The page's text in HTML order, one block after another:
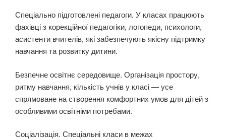
Спеціально підготовлені педагоги. У класах працюють
фахівці з корекційної педагогіки, логопеди, психологи,
асистенти вчителів, які забезпечують якісну підтримку
навчання та розвитку дитини.
Безпечне освітнє середовище. Організація простору,
ритму навчання, кількість учнів у класі — усе
спрямоване на створення комфортних умов для дітей з
особливими освітніми потребами.
Соціалізація. Спеціальні класи в межах